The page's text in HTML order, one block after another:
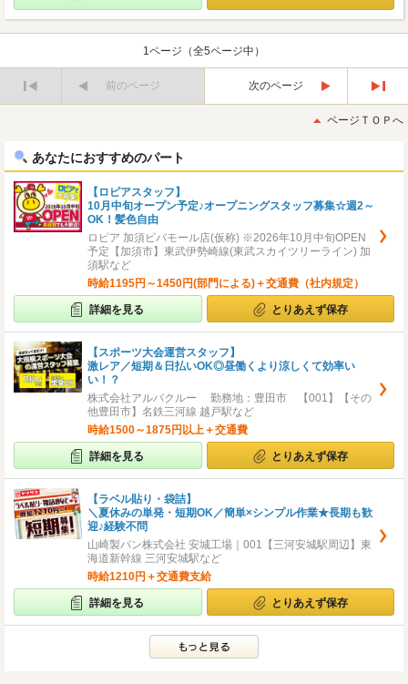
1ページ（全5ページ中）
前のページ
次のページ
後
ページＴＯＰへ
あなたにおすすめのパート
【ロピアスタッフ】
10月中旬オープン予定♪オープニングスタッフ募集☆週2～
OK！髪色自由
ロピア 加須ビバモール店(仮称) ※2026年10月中旬OPEN
予定【加須市】東武伊勢崎線(東武スカイツリーライン) 加
須駅など
時給1195円～1450円(部門による)＋交通費（社内規定）
詳細を見る とりあえず保存
【スポーツ大会運営スタッフ】
激レア／短期＆日払いOK◎昼働くより涼しくて効率い
い！？
株式会社アルバクルー 勤務地：豊田市 【001】【その
他豊田市】名鉄三河線 越戸駅など
時給1500～1875円以上＋交通費
詳細を見る とりあえず保存
【ラベル貼り・袋詰】
＼夏休みの単発・短期OK／簡単×シンプル作業★長期も歓
迎♪経験不問
山崎製パン株式会社 安城工場｜001【三河安城駅周辺】東
海道新幹線 三河安城駅など
時給1210円＋交通費支給
詳細を見る とりあえず保存